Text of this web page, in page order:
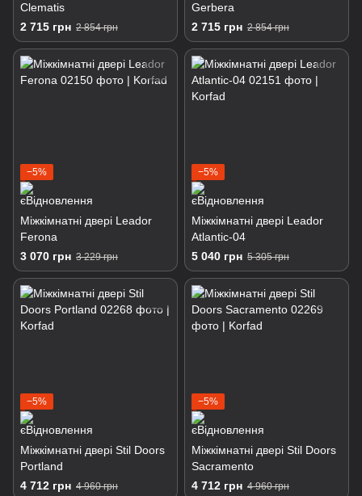
Clematis
2 715 грн 2 854 грн
Gerbera
2 715 грн 2 854 грн
−5%
Міжкімнатні двері Leador
Ferona
3 070 грн 3 229 грн
−5%
Міжкімнатні двері Leador
Atlantic-04
5 040 грн 5 305 грн
−5%
Міжкімнатні двері Stil Doors
Portland
4 712 грн 4 960 грн
−5%
Міжкімнатні двері Stil Doors
Sacramento
4 712 грн 4 960 грн